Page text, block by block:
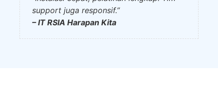
support juga responsif.”
– IT RSIA Harapan Kita